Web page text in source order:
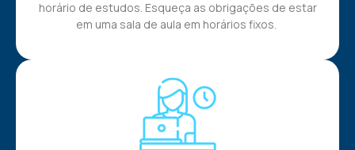
horário de estudos. Esqueça as obrigações de estar
em uma sala de aula em horários fixos.